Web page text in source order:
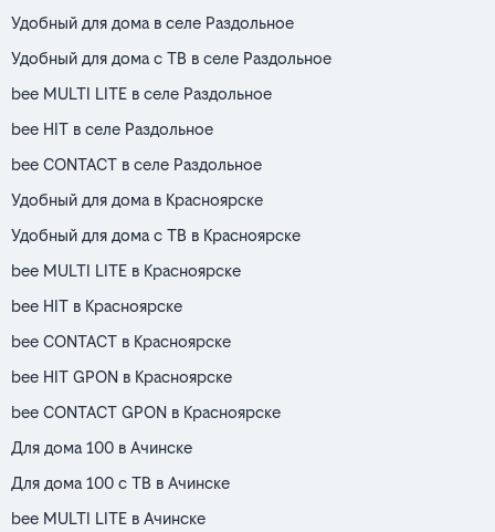
Удобный для дома в селе Раздольное
Удобный для дома с ТВ в селе Раздольное
bee MULTI LITE в селе Раздольное
bee HIT в селе Раздольное
bee CONTACT в селе Раздольное
Удобный для дома в Красноярске
Удобный для дома с ТВ в Красноярске
bee MULTI LITE в Красноярске
bee HIT в Красноярске
bee CONTACT в Красноярске
bee HIT GPON в Красноярске
bee CONTACT GPON в Красноярске
Для дома 100 в Ачинске
Для дома 100 с ТВ в Ачинске
bee MULTI LITE в Ачинске